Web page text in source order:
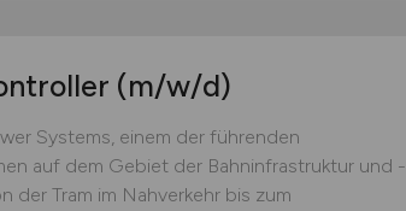
(m/w/d)
Systems, einem der führenden
auf dem Gebiet der Bahninfrastruktur und -
der Tram im Nahverkehr bis zum